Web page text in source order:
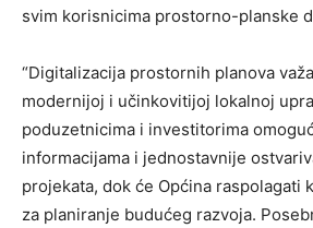
svim korisnicima prostorno-planske
“Digitalizacija prostornih planova
modernijoj i učinkovitijoj lokalnoj
poduzetnicima i investitorima
informacijama i jednostavnije
projekata, dok će Općina raspolagati
za planiranje budućeg razvoja.